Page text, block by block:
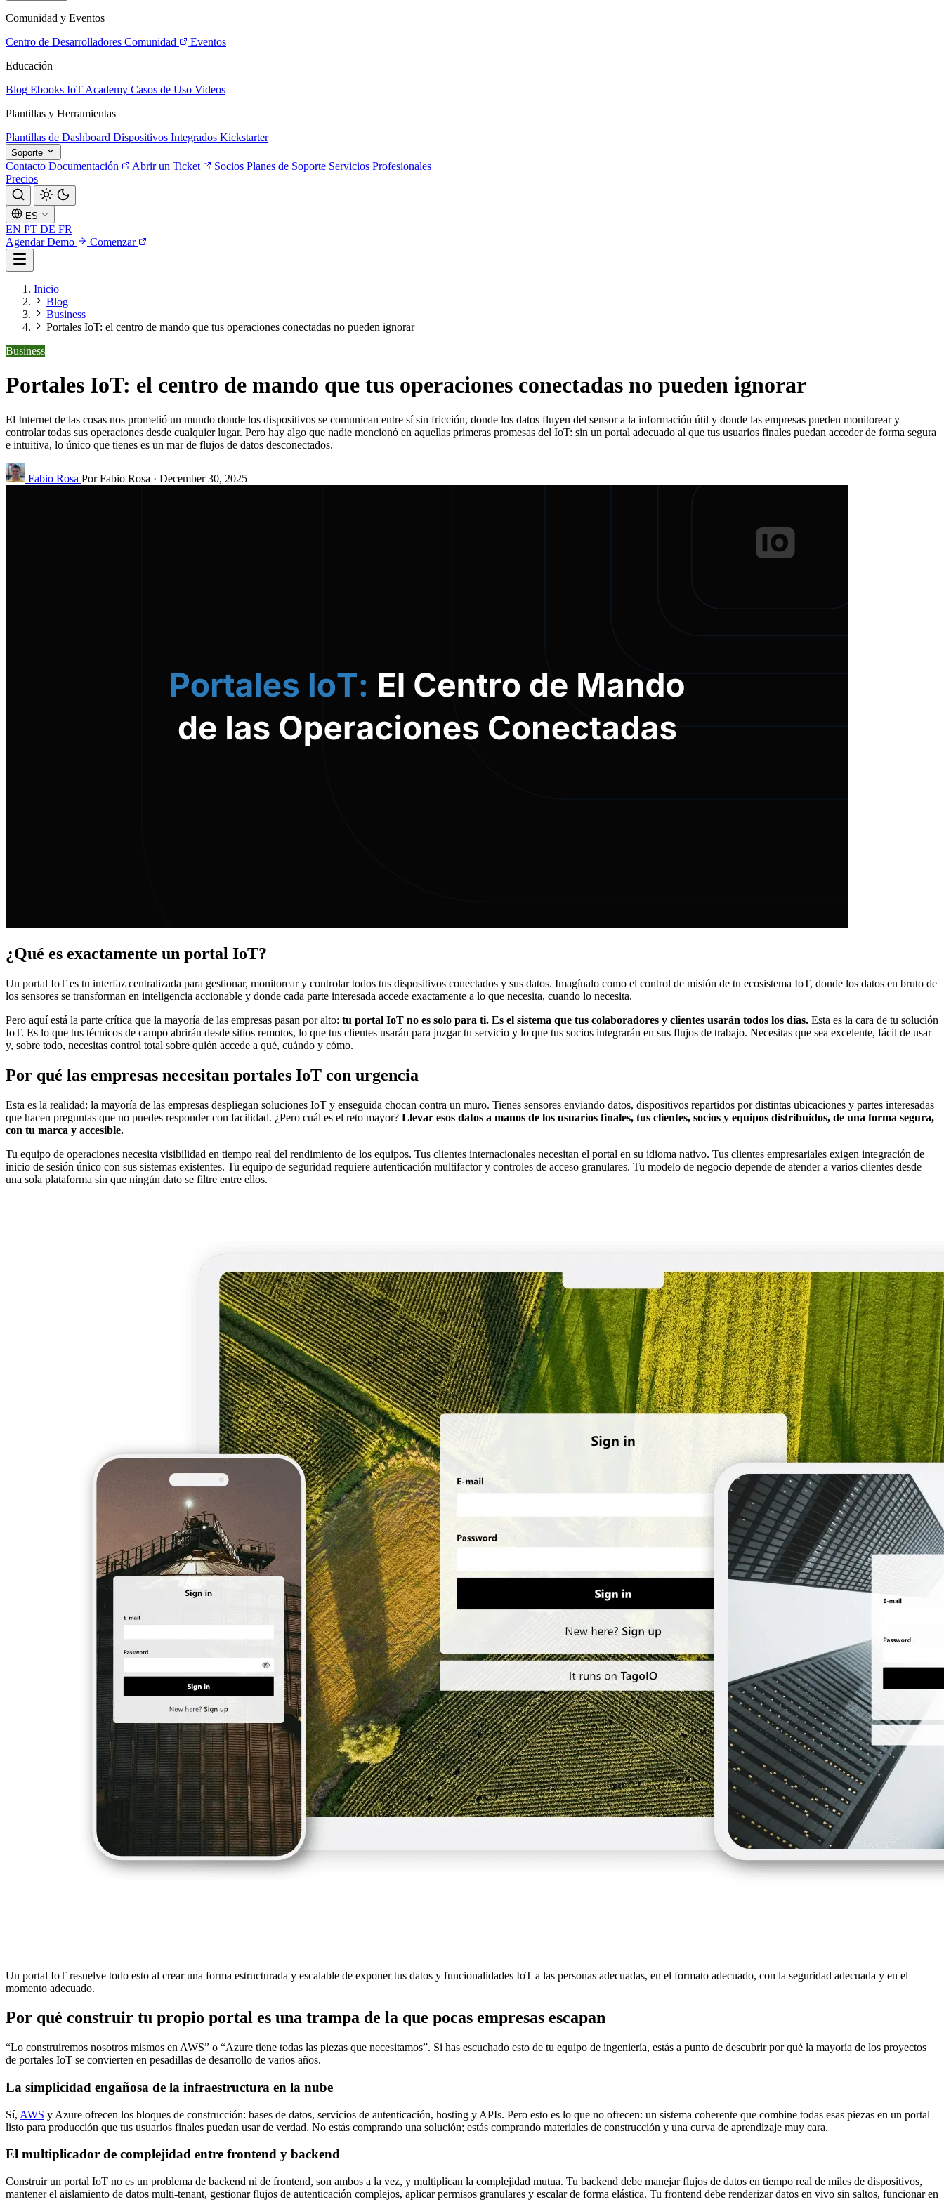
Comunidad y Eventos
Centro de Desarrolladores Comunidad
Eventos
Educación
Blog Ebooks IoT Academy Casos de Uso Videos
Plantillas y Herramientas
Plantillas de Dashboard Dispositivos Integrados Kickstarter
Soporte
Contacto Documentación Abrir un Ticket Socios Planes de Soporte Servicios Profesionales
Precios
ES
EN PT DE FR
Agendar Demo
Comenzar
Inicio
Blog
Business
Portales IoT: el centro de mando que tus operaciones conectadas no pueden ignorar
Business
Portales IoT: el centro de mando que tus operaciones conectadas no pueden ignorar
El Internet de las cosas nos prometió un mundo donde los dispositivos se comunican entre sí sin fricción, donde los datos fluyen del sensor a la información útil y donde las empresas pueden monitorear y
controlar todas sus operaciones desde cualquier lugar. Pero hay algo que nadie mencionó en aquellas primeras promesas del IoT: sin un portal adecuado al que tus usuarios finales puedan acceder de forma segura
e intuitiva, lo único que tienes es un mar de flujos de datos desconectados.
Fabio Rosa Por Fabio Rosa · December 30, 2025
¿Qué es exactamente un portal IoT?
Un portal IoT es tu interfaz centralizada para gestionar, monitorear y controlar todos tus dispositivos conectados y sus datos. Imagínalo como el control de misión de tu ecosistema IoT, donde los datos en bruto de
los sensores se transforman en inteligencia accionable y donde cada parte interesada accede exactamente a lo que necesita, cuando lo necesita.
Pero aquí está la parte crítica que la mayoría de las empresas pasan por alto: tu portal IoT no es solo para ti. Es el sistema que tus colaboradores y clientes usarán todos los días. Esta es la cara de tu solución
IoT. Es lo que tus técnicos de campo abrirán desde sitios remotos, lo que tus clientes usarán para juzgar tu servicio y lo que tus socios integrarán en sus flujos de trabajo. Necesitas que sea excelente, fácil de usar
y, sobre todo, necesitas control total sobre quién accede a qué, cuándo y cómo.
Por qué las empresas necesitan portales IoT con urgencia
Esta es la realidad: la mayoría de las empresas despliegan soluciones IoT y enseguida chocan contra un muro. Tienes sensores enviando datos, dispositivos repartidos por distintas ubicaciones y partes interesadas
que hacen preguntas que no puedes responder con facilidad. ¿Pero cuál es el reto mayor? Llevar esos datos a manos de los usuarios finales, tus clientes, socios y equipos distribuidos, de una forma segura,
con tu marca y accesible.
Tu equipo de operaciones necesita visibilidad en tiempo real del rendimiento de los equipos. Tus clientes internacionales necesitan el portal en su idioma nativo. Tus clientes empresariales exigen integración de
inicio de sesión único con sus sistemas existentes. Tu equipo de seguridad requiere autenticación multifactor y controles de acceso granulares. Tu modelo de negocio depende de atender a varios clientes desde
una sola plataforma sin que ningún dato se filtre entre ellos.
Un portal IoT resuelve todo esto al crear una forma estructurada y escalable de exponer tus datos y funcionalidades IoT a las personas adecuadas, en el formato adecuado, con la seguridad adecuada y en el
momento adecuado.
Por qué construir tu propio portal es una trampa de la que pocas empresas escapan
“Lo construiremos nosotros mismos en AWS” o “Azure tiene todas las piezas que necesitamos”. Si has escuchado esto de tu equipo de ingeniería, estás a punto de descubrir por qué la mayoría de los proyectos
de portales IoT se convierten en pesadillas de desarrollo de varios años.
La simplicidad engañosa de la infraestructura en la nube
Sí, AWS y Azure ofrecen los bloques de construcción: bases de datos, servicios de autenticación, hosting y APIs. Pero esto es lo que no ofrecen: un sistema coherente que combine todas esas piezas en un portal
listo para producción que tus usuarios finales puedan usar de verdad. No estás comprando una solución; estás comprando materiales de construcción y una curva de aprendizaje muy cara.
El multiplicador de complejidad entre frontend y backend
Construir un portal IoT no es un problema de backend ni de frontend, son ambos a la vez, y multiplican la complejidad mutua. Tu backend debe manejar flujos de datos en tiempo real de miles de dispositivos,
mantener el aislamiento de datos multi-tenant, gestionar flujos de autenticación complejos, aplicar permisos granulares y escalar de forma elástica. Tu frontend debe renderizar datos en vivo sin saltos, funcionar en